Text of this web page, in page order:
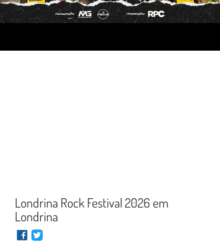
Londrina Rock Festival 2026 em
Londrina